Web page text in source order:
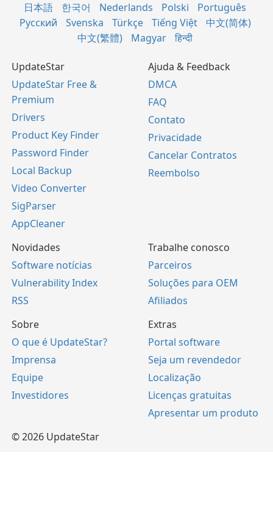
日本語
한국어 Nederlands Polski
Português
Русский
Svenska Türkçe Tiếng Việt
中文(简体)
中文(繁體)
Magyar हिन्दी
UpdateStar
UpdateStar Free &
Premium
Drivers
Product Key Finder
Password Finder
Local Backup
Video Converter
SigParser
AppCleaner
Ajuda & Feedback
DMCA
FAQ
Contato
Privacidade
Cancelar Contratos
Reembolso
Novidades
Software notícias
Vulnerability Index
RSS
Trabalhe conosco
Parceiros
Soluções para OEM
Afiliados
Sobre
O que é UpdateStar?
Imprensa
Equipe
Investidores
Extras
Portal software
Seja um revendedor
Localização
Licenças gratuitas
Apresentar um produto
© 2026 UpdateStar